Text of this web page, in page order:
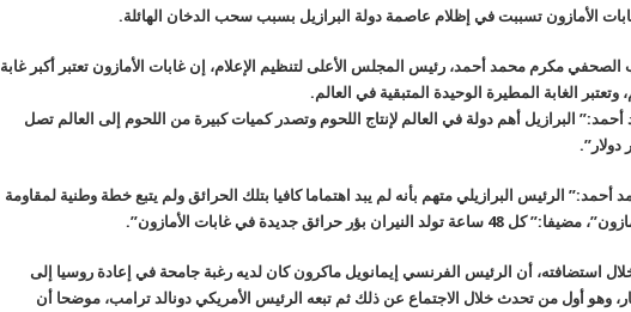
الأمازون تسببت في إظلام عاصمة دولة البرازيل بسبب سحب الدخان الهائلة.
مكرم محمد أحمد، رئيس المجلس الأعلى لتنظيم الإعلام، إن غابات الأمازون تعتبر أكبر غابة
الغابة المطيرة الوحيدة المتبقية في العالم.
البرازيل أهم دولة في العالم لإنتاج اللحوم وتصدر كميات كبيرة من اللحوم إلى العالم تصل
الرئيس البرازيلي متهم بأنه لم يبد اهتماما كافيا بتلك الحرائق ولم يتبع خطة وطنية لمقاومة
النيران بؤر حرائق جديدة في غابات الأمازون”.
استضافته، أن الرئيس الفرنسي إيمانويل ماكرون كان لديه رغبة جامحة في إعادة روسيا إلى
وهو أول من تحدث خلال الاجتماع عن ذلك ثم تبعه الرئيس الأمريكي دونالد ترامب، موضحا أن